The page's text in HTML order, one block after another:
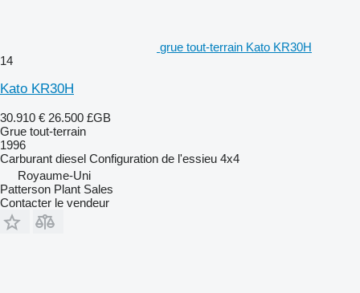
grue tout-terrain Kato KR30H
14
Kato KR30H
30.910 € 26.500 £GB
Grue tout-terrain
1996
Carburant diesel Configuration de l'essieu 4x4
Royaume-Uni
Patterson Plant Sales
Contacter le vendeur